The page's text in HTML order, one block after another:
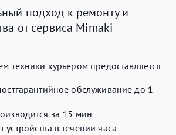
подход к ремонту и
от сервиса Mimaki
техники курьером предоставляется
обслуживание до 1
за 15 мин
в течении часа